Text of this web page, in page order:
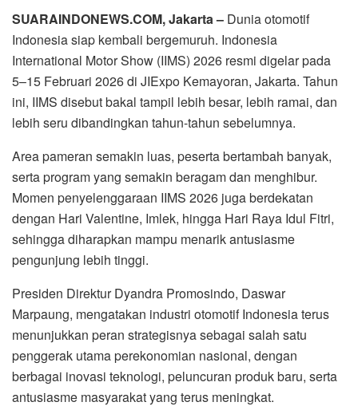
SUARAINDONEWS.COM, Jakarta – Dunia otomotif
Indonesia siap kembali bergemuruh. Indonesia
International Motor Show (IIMS) 2026 resmi digelar pada
5–15 Februari 2026 di JIExpo Kemayoran, Jakarta. Tahun
ini, IIMS disebut bakal tampil lebih besar, lebih ramai, dan
lebih seru dibandingkan tahun-tahun sebelumnya.
Area pameran semakin luas, peserta bertambah banyak,
serta program yang semakin beragam dan menghibur.
Momen penyelenggaraan IIMS 2026 juga berdekatan
dengan Hari Valentine, Imlek, hingga Hari Raya Idul Fitri,
sehingga diharapkan mampu menarik antusiasme
pengunjung lebih tinggi.
Presiden Direktur Dyandra Promosindo, Daswar
Marpaung, mengatakan industri otomotif Indonesia terus
menunjukkan peran strategisnya sebagai salah satu
penggerak utama perekonomian nasional, dengan
berbagai inovasi teknologi, peluncuran produk baru, serta
antusiasme masyarakat yang terus meningkat.